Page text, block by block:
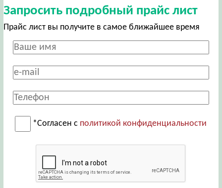
Запросить подробный прайс лист
Прайс лист вы получите в самое ближайшее время
*Согласен с политикой конфиденциальности